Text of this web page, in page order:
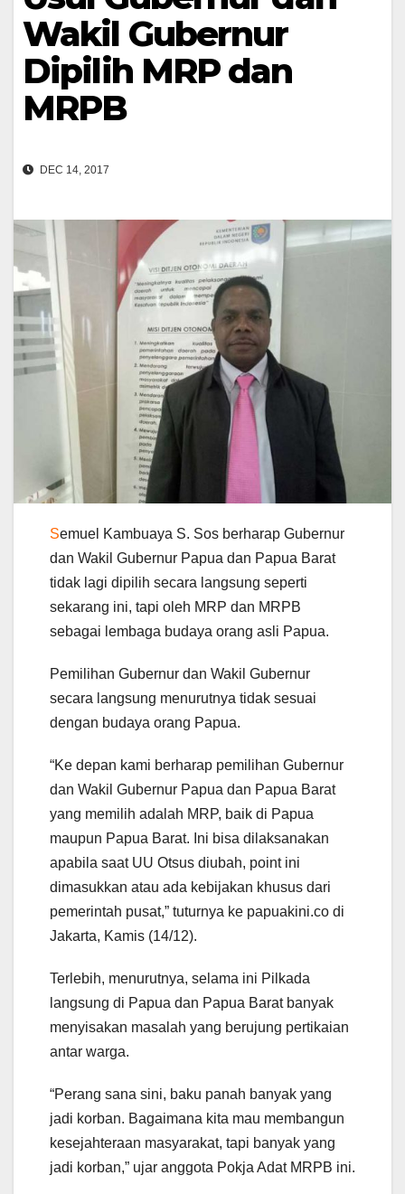
Wakil Gubernur
Dipilih MRP dan
MRPB
DEC 14, 2017
Semuel Kambuaya S. Sos berharap Gubernur
dan Wakil Gubernur Papua dan Papua Barat
tidak lagi dipilih secara langsung seperti
sekarang ini, tapi oleh MRP dan MRPB
sebagai lembaga budaya orang asli Papua.
Pemilihan Gubernur dan Wakil Gubernur
secara langsung menurutnya tidak sesuai
dengan budaya orang Papua.
“Ke depan kami berharap pemilihan Gubernur
dan Wakil Gubernur Papua dan Papua Barat
yang memilih adalah MRP, baik di Papua
maupun Papua Barat. Ini bisa dilaksanakan
apabila saat UU Otsus diubah, point ini
dimasukkan atau ada kebijakan khusus dari
pemerintah pusat,” tuturnya ke papuakini.co di
Jakarta, Kamis (14/12).
Terlebih, menurutnya, selama ini Pilkada
langsung di Papua dan Papua Barat banyak
menyisakan masalah yang berujung pertikaian
antar warga.
“Perang sana sini, baku panah banyak yang
jadi korban. Bagaimana kita mau membangun
kesejahteraan masyarakat, tapi banyak yang
jadi korban,” ujar anggota Pokja Adat MRPB ini.